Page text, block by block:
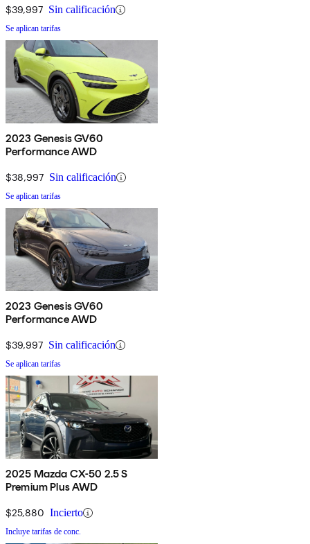
$39,997 Sin calificación
Se aplican tarifas
2023 Genesis GV60
Performance AWD
$38,997 Sin calificación
Se aplican tarifas
2023 Genesis GV60
Performance AWD
$39,997 Sin calificación
Se aplican tarifas
2025 Mazda CX-50 2.5 S
Premium Plus AWD
$25,880 Incierto
Incluye tarifas de conc.